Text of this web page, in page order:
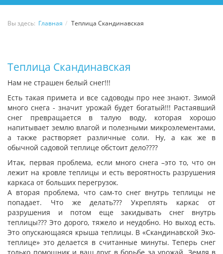
Вы здесь: Главная Теплица Скандинавская
Теплица Скандинавская
Нам не страшен белый снег!!!
Есть такая примета и все садоводы про нее знают. Зимой
много снега - значит урожай будет богатый!!! Растаявший
снег превращается в талую воду, которая хорошо
напитывает землю влагой и полезными микроэлементами,
а также растворяет различные соли. Ну, а как же в
обычной садовой теплице обстоит дело????
Итак, первая проблема, если много снега –это то, что он
лежит на кровле теплицы и есть вероятность разрушения
каркаса от больших перегрузок.
А вторая проблема, что сам-то снег внутрь теплицы не
попадает. Что же делать??? Укреплять каркас от
разрушения и потом еще закидывать снег внутрь
теплицы??? Это дорого, тяжело и неудобно. Но выход есть.
Это опускающаяся крыша теплицы. В «Скандинавской Эко-
теплице» это делается в считанные минуты. Теперь снег